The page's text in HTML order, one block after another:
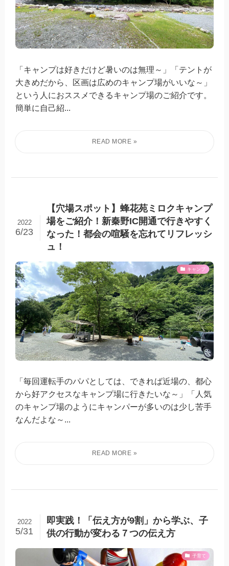
「キャンプは好きだけど暑いのは無理～」「テントが
大きめだから、区画は広めのキャンプ場がいいな～」
という人におススメできるキャンプ場のご紹介です。
簡単に自己紹...
【穴場スポット】蜂花苑ミロクキャンプ
場をご紹介！新秦野IC開通で行きやすく
なった！都会の喧騒を忘れてリフレッシ
ュ！
2022
6/23
キャンプ
「毎回運転手のパパとしては、できれば近場の、都心
から好アクセスなキャンプ場に行きたいな～」「人気
のキャンプ場のようにキャンパーが多いのは少し苦手
なんだよな～...
即実践！「伝え方が9割」から学ぶ、子
供の行動が変わる７つの伝え方
2022
5/31
子育て